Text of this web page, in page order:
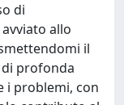
di
allo
il
profonda
i problemi, con